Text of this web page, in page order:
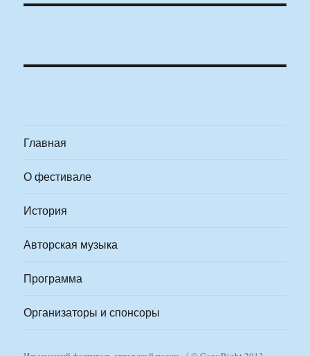
Главная
О фестивале
История
Авторская музыка
Программа
Организаторы и спонсоры